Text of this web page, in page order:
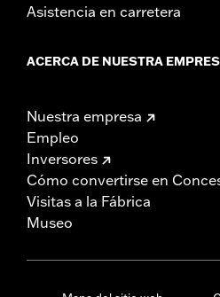
Asistencia en carretera
ACERCA DE NUESTRA
Nuestra empresa
Empleo
Inversores
Cómo convertirse en
Visitas a la Fábrica
Museo